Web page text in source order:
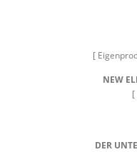
[
NEW
[
DER